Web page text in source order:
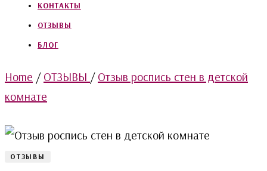
КОНТАКТЫ
ОТЗЫВЫ
БЛОГ
Home / ОТЗЫВЫ / Отзыв роспись стен в детской
комнате
ОТЗЫВЫ